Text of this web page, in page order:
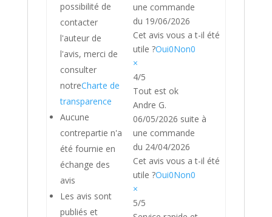
possibilité de
contacter
l'auteur de
l'avis, merci de
consulter
notreCharte de
transparence
Aucune
contrepartie n'a
été fournie en
échange des
avis
Les avis sont
publiés et
une commande
du 19/06/2026
Cet avis vous a t-il été
utile ?Oui0Non0
×
4/5
Tout est ok
Andre G.
06/05/2026 suite à
une commande
du 24/04/2026
Cet avis vous a t-il été
utile ?Oui0Non0
×
5/5